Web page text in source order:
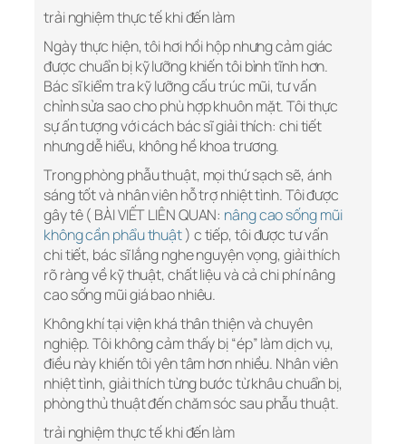
trải nghiệm thực tế khi đến làm
Ngày thực hiện, tôi hơi hồi hộp nhưng cảm giác
được chuẩn bị kỹ lưỡng khiến tôi bình tĩnh hơn.
Bác sĩ kiểm tra kỹ lưỡng cấu trúc mũi, tư vấn
chỉnh sửa sao cho phù hợp khuôn mặt. Tôi thực
sự ấn tượng với cách bác sĩ giải thích: chi tiết
nhưng dễ hiểu, không hề khoa trương.
Trong phòng phẫu thuật, mọi thứ sạch sẽ, ánh
sáng tốt và nhân viên hỗ trợ nhiệt tình. Tôi được
gây tê ( BÀI VIẾT LIÊN QUAN: nâng cao sống mũi
không cần phẩu thuật) c tiếp, tôi được tư vấn
chi tiết, bác sĩ lắng nghe nguyện vọng, giải thích
rõ ràng về kỹ thuật, chất liệu và cả chi phí nâng
cao sống mũi giá bao nhiêu.
Không khí tại viện khá thân thiện và chuyên
nghiệp. Tôi không cảm thấy bị “ép” làm dịch vụ,
điều này khiến tôi yên tâm hơn nhiều. Nhân viên
nhiệt tình, giải thích từng bước từ khâu chuẩn bị,
phòng thủ thuật đến chăm sóc sau phẫu thuật.
trải nghiệm thực tế khi đến làm